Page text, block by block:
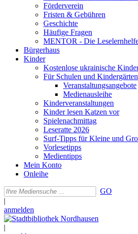
Förderverein
Fristen & Gebühren
Geschichte
Häufige Fragen
MENTOR - Die
Bürgerhaus
Kinder
Kostenlose ukrainische
Für Schulen und Kindergärten
Veranstaltungsangebote
Medienausleihe
Kinderveranstaltungen
Kinder lesen Katzen vor
Spielenachmittag
Leseratte 2026
Surf-Tipps für Kleine und
Vorlesetipps
Medientipps
Mein Konto
Onleihe
GO
|
anmelden
|